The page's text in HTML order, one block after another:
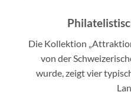
Die Kollektion
von der
wurde, zeigt vier